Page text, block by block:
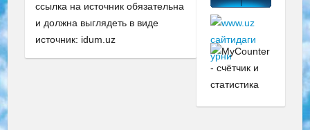
ссылка на источник обязательна
и должна выглядеть в виде
источник: idum.uz